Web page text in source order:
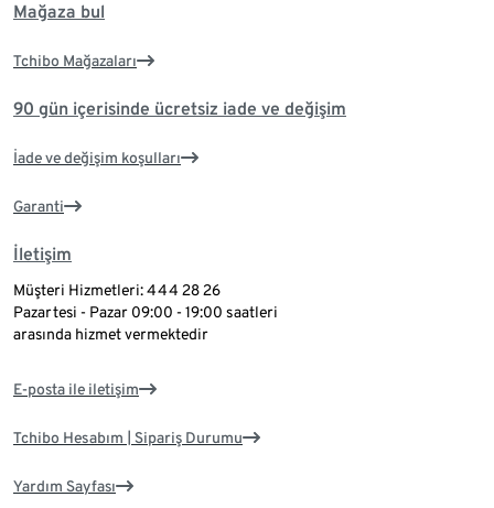
Mağaza bul
Tchibo Mağazaları
90 gün içerisinde ücretsiz iade ve değişim
İade ve değişim koşulları
Garanti
İletişim
Müşteri Hizmetleri: 444 28 26
Pazartesi - Pazar 09:00 - 19:00 saatleri
arasında hizmet vermektedir
E-posta ile iletişim
Tchibo Hesabım | Sipariş Durumu
Yardım Sayfası